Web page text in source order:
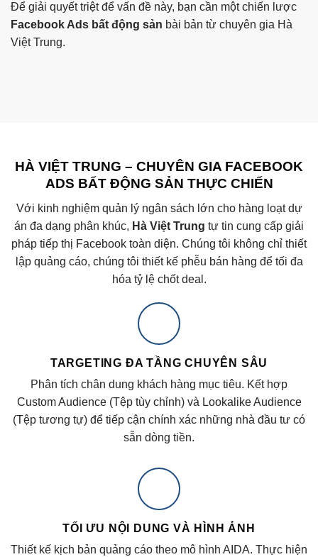
Để giải quyết triệt để vấn đề này, bạn cần một chiến lược
Facebook Ads bất động sản bài bản từ chuyên gia Hà
Việt Trung.
HÀ VIỆT TRUNG – CHUYÊN GIA FACEBOOK
ADS BẤT ĐỘNG SẢN THỰC CHIẾN
Với kinh nghiệm quản lý ngân sách lớn cho hàng loạt dự
án đa dạng phân khúc, Hà Việt Trung tự tin cung cấp giải
pháp tiếp thị Facebook toàn diện. Chúng tôi không chỉ thiết
lập quảng cáo, chúng tôi thiết kế phễu bán hàng để tối đa
hóa tỷ lệ chốt deal.
TARGETING ĐA TẦNG CHUYÊN SÂU
Phân tích chân dung khách hàng mục tiêu. Kết hợp
Custom Audience (Tệp tùy chỉnh) và Lookalike Audience
(Tệp tương tự) để tiếp cận chính xác những nhà đầu tư có
sẵn dòng tiền.
TỐI ƯU NỘI DUNG VÀ HÌNH ẢNH
Thiết kế kịch bản quảng cáo theo mô hình AIDA. Thực hiện